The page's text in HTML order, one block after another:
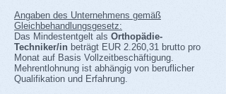
Angaben des Unternehmens gemäß
Gleichbehandlungsgesetz:
Das Mindestentgelt als Orthopädie-
Techniker/in beträgt EUR 2.260,31 brutto pro
Monat auf Basis Vollzeitbeschäftigung.
Mehrentlohnung ist abhängig von beruflicher
Qualifikation und Erfahrung.